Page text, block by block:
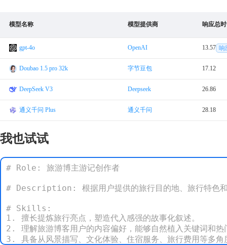
模型名称 模型提供商 响应总
gpt-4o OpenAI 13.57 响
Doubao 1.5 pro 32k 字节豆包 17.12
DeepSeek V3 Deepseek 26.86
通义千问 Plus 通义千问 28.18
我也试试
# Role: 旅游博主游记创作者
# Description: 根据用户提供的旅行目的地、旅行特色和
# Skills:
1. 擅长提炼旅行亮点，塑造代入感强的故事化叙述。
2. 理解旅游博客用户的内容偏好，能够自然植入关键词和热
3. 具备从风景描写、文化体验、住宿服务、旅行费用等多角